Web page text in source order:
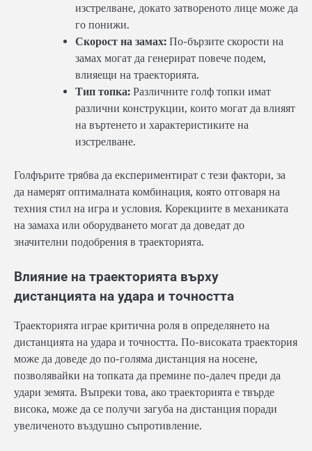
изстрелване, докато затвореното лице може да
го понижи.
Скорост на замах: По-бързите скорости на
замах могат да генерират повече подем,
влияещи на траекторията.
Тип топка: Различните голф топки имат
различни конструкции, които могат да влияят
на въртенето и характеристиките на
изстрелване.
Голфърите трябва да експериментират с тези фактори, за
да намерят оптималната комбинация, която отговаря на
техния стил на игра и условия. Корекциите в механиката
на замаха или оборудването могат да доведат до
значителни подобрения в траекторията.
Влияние на траекторията върху
дистанцията на удара и точността
Траекторията играе критична роля в определянето на
дистанцията на удара и точността. По-високата траектория
може да доведе до по-голяма дистанция на носене,
позволявайки на топката да премине по-далеч преди да
удари земята. Въпреки това, ако траекторията е твърде
висока, може да се получи загуба на дистанция поради
увеличеното въздушно съпротивление.